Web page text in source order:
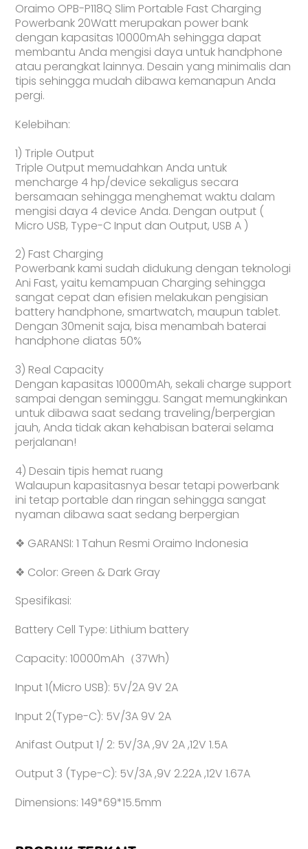
Oraimo OPB-P118Q Slim Portable Fast Charging
Powerbank 20Watt merupakan power bank
dengan kapasitas 10000mAh sehingga dapat
membantu Anda mengisi daya untuk handphone
atau perangkat lainnya. Desain yang minimalis dan
tipis sehingga mudah dibawa kemanapun Anda
pergi.
Kelebihan:
1) Triple Output
Triple Output memudahkan Anda untuk
mencharge 4 hp/device sekaligus secara
bersamaan sehingga menghemat waktu dalam
mengisi daya 4 device Anda. Dengan output (
Micro USB, Type-C Input dan Output, USB A )
2) Fast Charging
Powerbank kami sudah didukung dengan teknologi
Ani Fast, yaitu kemampuan Charging sehingga
sangat cepat dan efisien melakukan pengisian
battery handphone, smartwatch, maupun tablet.
Dengan 30menit saja, bisa menambah baterai
handphone diatas 50%
3) Real Capacity
Dengan kapasitas 10000mAh, sekali charge support
sampai dengan seminggu. Sangat memungkinkan
untuk dibawa saat sedang traveling/berpergian
jauh, Anda tidak akan kehabisan baterai selama
perjalanan!
4) Desain tipis hemat ruang
Walaupun kapasitasnya besar tetapi powerbank
ini tetap portable dan ringan sehingga sangat
nyaman dibawa saat sedang berpergian
❖ GARANSI: 1 Tahun Resmi Oraimo Indonesia
❖ Color: Green & Dark Gray
Spesifikasi:
Battery Cell Type: Lithium battery
Capacity: 10000mAh（37Wh)
Input 1(Micro USB): 5V/2A 9V 2A
Input 2(Type-C): 5V/3A 9V 2A
Anifast Output 1/ 2: 5V/3A ,9V 2A ,12V 1.5A
Output 3 (Type-C): 5V/3A ,9V 2.22A ,12V 1.67A
Dimensions: 149*69*15.5mm